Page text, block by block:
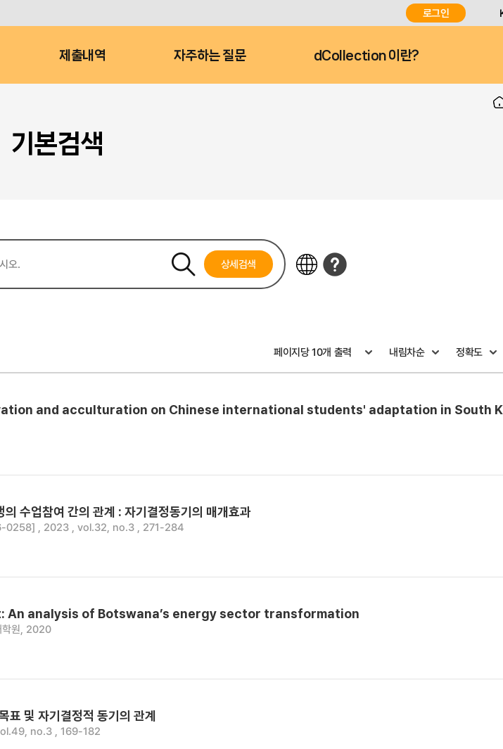
로그인
제출내역 자주하는 질문 dCollection 이란?
기본검색
상세검색
and acculturation on Chinese international students' adaptation in South
수업참여 간의 관계 : 자기결정동기의 매개효과
0258] , 2023 , vol.32, no.3 , 271-284
An analysis of Botswana’s energy sector transformation
학원, 2020
및 자기결정적 동기의 관계
no.3 , 169-182